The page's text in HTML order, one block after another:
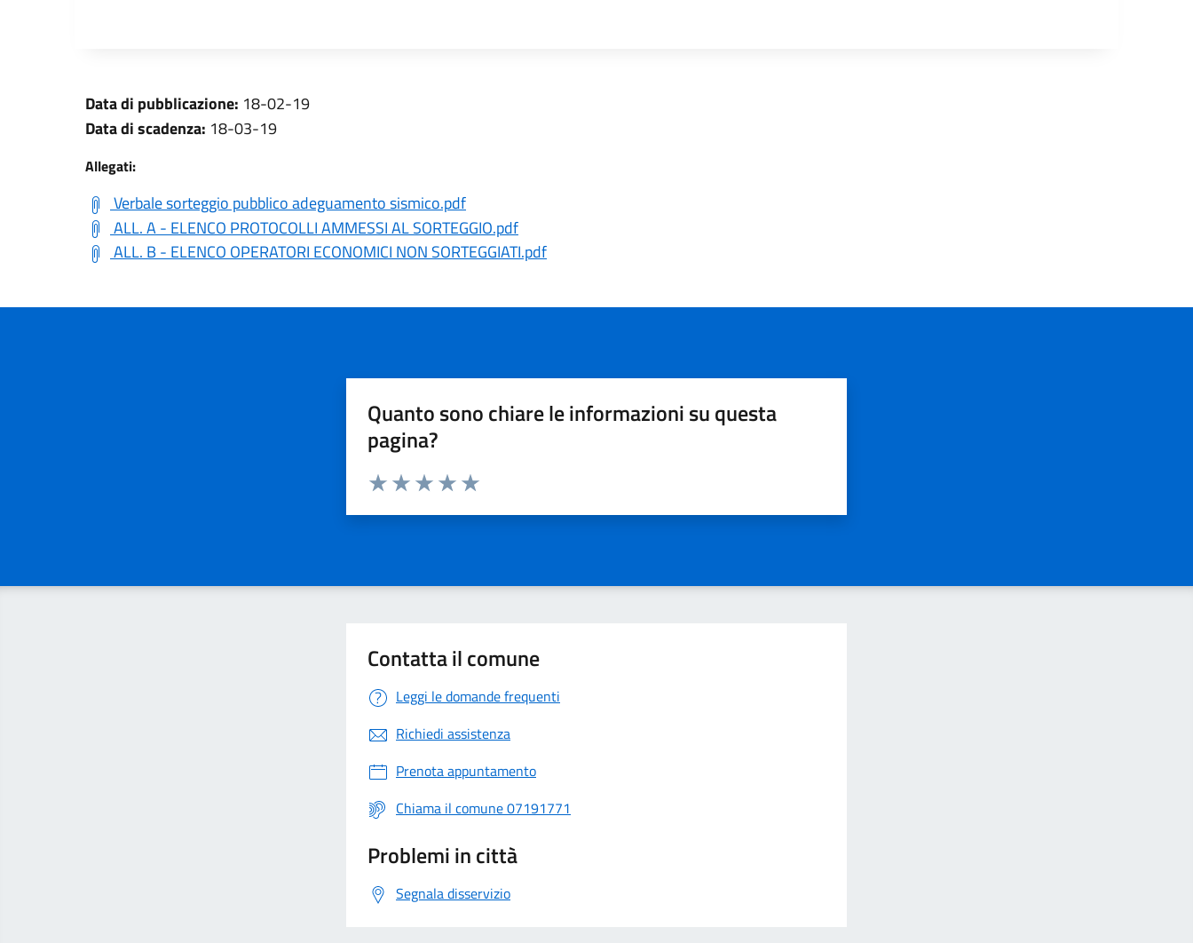
Data di pubblicazione: 18-02-19
Data di scadenza: 18-03-19
Allegati:
Verbale sorteggio pubblico adeguamento sismico.pdf
ALL. A - ELENCO PROTOCOLLI AMMESSI AL SORTEGGIO.pdf
ALL. B - ELENCO OPERATORI ECONOMICI NON SORTEGGIATI.pdf
Quanto sono chiare le informazioni su questa
pagina?
Valuta da 1 a 5 stelle la pagina
Contatta il comune
Leggi le domande frequenti
Richiedi assistenza
Prenota appuntamento
Chiama il comune 07191771
Problemi in città
Segnala disservizio